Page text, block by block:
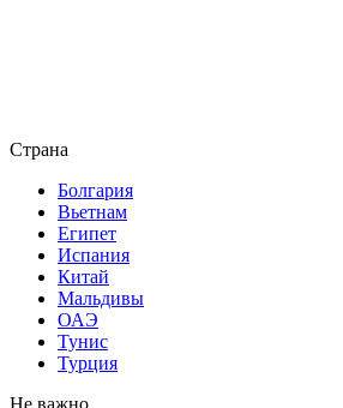
Страна
Болгария
Вьетнам
Египет
Испания
Китай
Мальдивы
ОАЭ
Тунис
Турция
Не важно